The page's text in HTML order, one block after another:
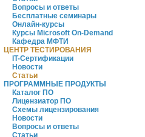
Вопросы и ответы
Бесплатные семинары
Онлайн-курсы
Курсы Microsoft On-Demand
Кафедра МФТИ
ЦЕНТР ТЕСТИРОВАНИЯ
IT-Сертификации
Новости
Статьи
ПРОГРАММНЫЕ ПРОДУКТЫ
Каталог ПО
Лицензиатор ПО
Схемы лицензирования
Новости
Вопросы и ответы
Статьи